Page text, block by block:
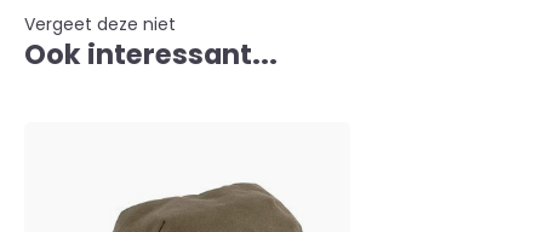
Vergeet deze niet
Ook interessant...